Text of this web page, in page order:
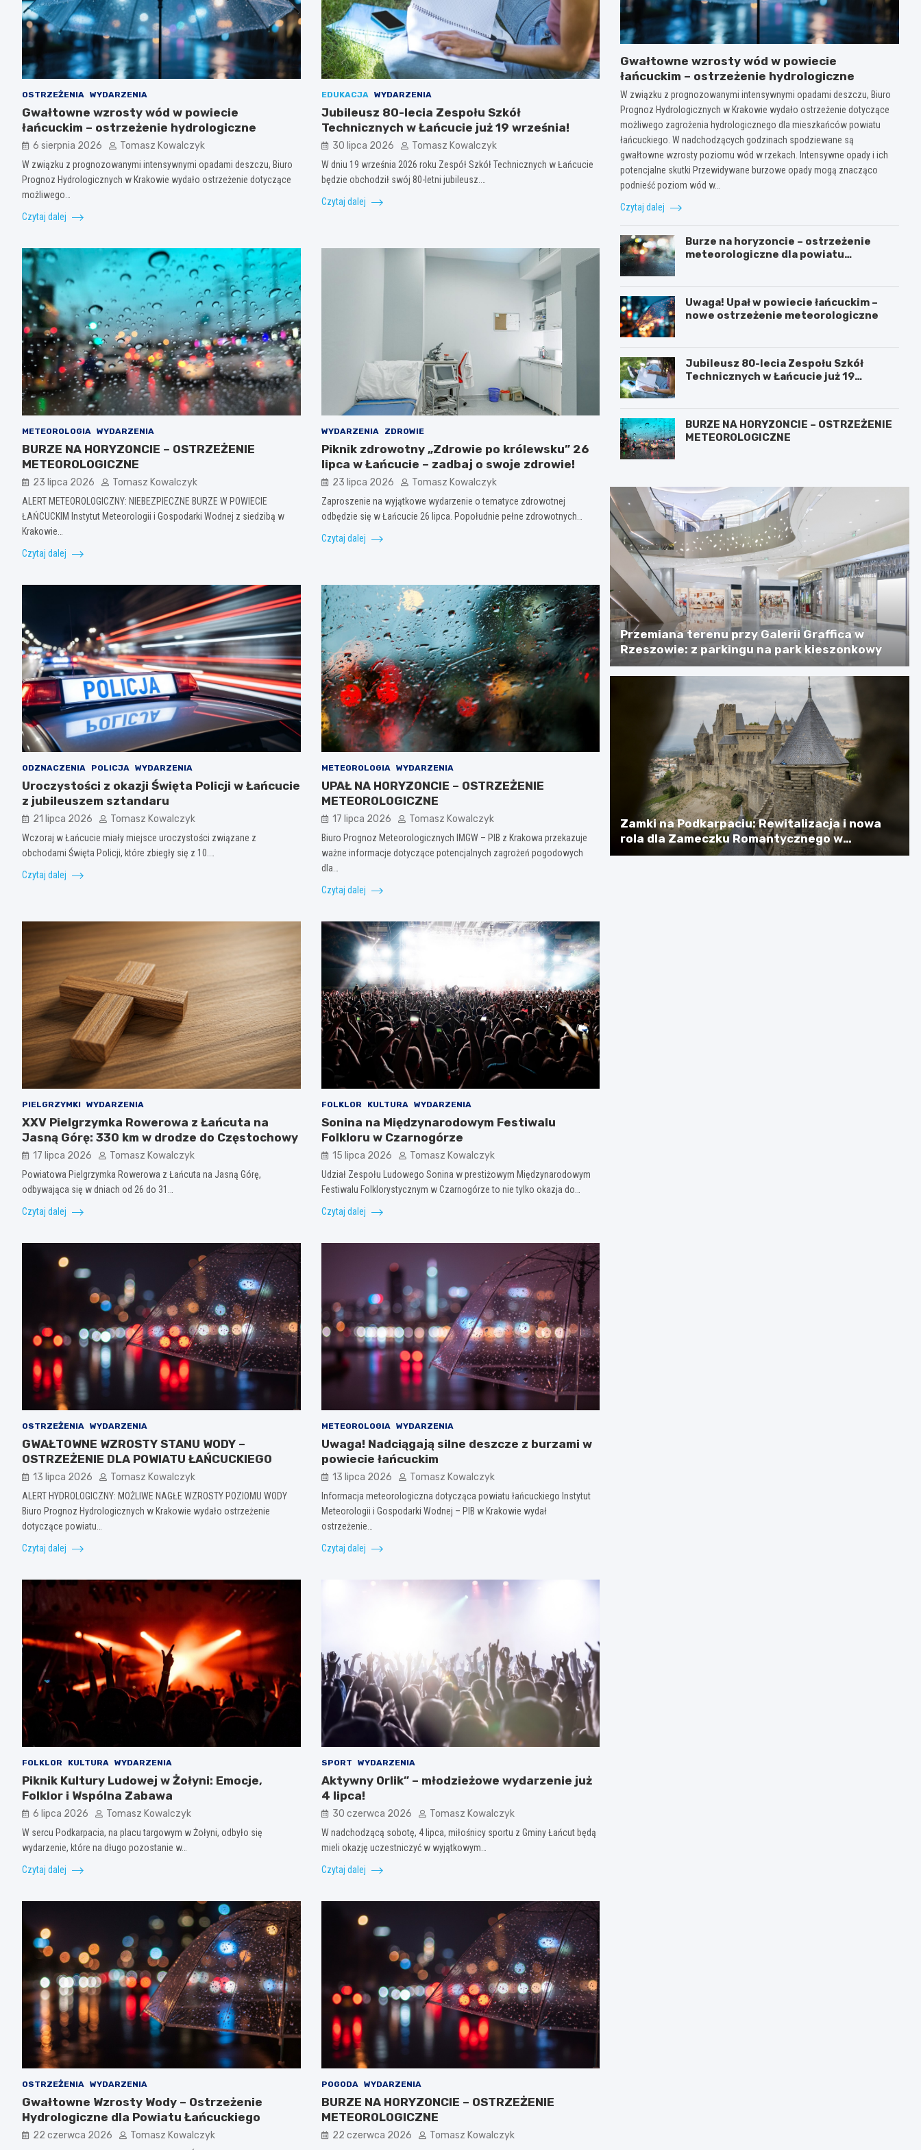
OSTRZEŻENIA WYDARZENIA
Gwałtowne wzrosty wód w powiecie
łańcuckim – ostrzeżenie hydrologiczne
6 sierpnia 2026 Tomasz Kowalczyk
W związku z prognozowanymi intensywnymi opadami deszczu, Biuro
Prognoz Hydrologicznych w Krakowie wydało ostrzeżenie dotyczące
możliwego…
Czytaj dalej
EDUKACJA WYDARZENIA
Jubileusz 80-lecia Zespołu Szkół
Technicznych w Łańcucie już 19 września!
30 lipca 2026 Tomasz Kowalczyk
W dniu 19 września 2026 roku Zespół Szkół Technicznych w Łańcucie
będzie obchodził swój 80-letni jubileusz.…
Czytaj dalej
METEOROLOGIA WYDARZENIA
BURZE NA HORYZONCIE – OSTRZEŻENIE
METEOROLOGICZNE
23 lipca 2026 Tomasz Kowalczyk
ALERT METEOROLOGICZNY: NIEBEZPIECZNE BURZE W POWIECIE
ŁAŃCUCKIM Instytut Meteorologii i Gospodarki Wodnej z siedzibą w
Krakowie…
Czytaj dalej
WYDARZENIA ZDROWIE
Piknik zdrowotny „Zdrowie po królewsku” 26
lipca w Łańcucie – zadbaj o swoje zdrowie!
23 lipca 2026 Tomasz Kowalczyk
Zaproszenie na wyjątkowe wydarzenie o tematyce zdrowotnej
odbędzie się w Łańcucie 26 lipca. Popołudnie pełne zdrowotnych…
Czytaj dalej
ODZNACZENIA POLICJA WYDARZENIA
Uroczystości z okazji Święta Policji w Łańcucie
z jubileuszem sztandaru
21 lipca 2026 Tomasz Kowalczyk
Wczoraj w Łańcucie miały miejsce uroczystości związane z
obchodami Święta Policji, które zbiegły się z 10.…
Czytaj dalej
METEOROLOGIA WYDARZENIA
UPAŁ NA HORYZONCIE – OSTRZEŻENIE
METEOROLOGICZNE
17 lipca 2026 Tomasz Kowalczyk
Biuro Prognoz Meteorologicznych IMGW – PIB z Krakowa przekazuje
ważne informacje dotyczące potencjalnych zagrożeń pogodowych
dla…
Czytaj dalej
PIELGRZYMKI WYDARZENIA
XXV Pielgrzymka Rowerowa z Łańcuta na
Jasną Górę: 330 km w drodze do Częstochowy
17 lipca 2026 Tomasz Kowalczyk
Powiatowa Pielgrzymka Rowerowa z Łańcuta na Jasną Górę,
odbywająca się w dniach od 26 do 31…
Czytaj dalej
FOLKLOR KULTURA WYDARZENIA
Sonina na Międzynarodowym Festiwalu
Folkloru w Czarnogórze
15 lipca 2026 Tomasz Kowalczyk
Udział Zespołu Ludowego Sonina w prestiżowym Międzynarodowym
Festiwalu Folklorystycznym w Czarnogórze to nie tylko okazja do…
Czytaj dalej
OSTRZEŻENIA WYDARZENIA
GWAŁTOWNE WZROSTY STANU WODY –
OSTRZEŻENIE DLA POWIATU ŁAŃCUCKIEGO
13 lipca 2026 Tomasz Kowalczyk
ALERT HYDROLOGICZNY: MOŻLIWE NAGŁE WZROSTY POZIOMU WODY
Biuro Prognoz Hydrologicznych w Krakowie wydało ostrzeżenie
dotyczące powiatu…
Czytaj dalej
METEOROLOGIA WYDARZENIA
Uwaga! Nadciągają silne deszcze z burzami w
powiecie łańcuckim
13 lipca 2026 Tomasz Kowalczyk
Informacja meteorologiczna dotycząca powiatu łańcuckiego Instytut
Meteorologii i Gospodarki Wodnej – PIB w Krakowie wydał
ostrzeżenie…
Czytaj dalej
FOLKLOR KULTURA WYDARZENIA
Piknik Kultury Ludowej w Żołyni: Emocje,
Folklor i Wspólna Zabawa
6 lipca 2026 Tomasz Kowalczyk
W sercu Podkarpacia, na placu targowym w Żołyni, odbyło się
wydarzenie, które na długo pozostanie w…
Czytaj dalej
SPORT WYDARZENIA
Aktywny Orlik” – młodzieżowe wydarzenie już
4 lipca!
30 czerwca 2026 Tomasz Kowalczyk
W nadchodzącą sobotę, 4 lipca, miłośnicy sportu z Gminy Łańcut będą
mieli okazję uczestniczyć w wyjątkowym…
Czytaj dalej
OSTRZEŻENIA WYDARZENIA
Gwałtowne Wzrosty Wody – Ostrzeżenie
Hydrologiczne dla Powiatu Łańcuckiego
22 czerwca 2026 Tomasz Kowalczyk
POGODA WYDARZENIA
BURZE NA HORYZONCIE – OSTRZEŻENIE
METEOROLOGICZNE
22 czerwca 2026 Tomasz Kowalczyk
Gwałtowne wzrosty wód w powiecie
łańcuckim – ostrzeżenie hydrologiczne
W związku z prognozowanymi intensywnymi opadami deszczu, Biuro
Prognoz Hydrologicznych w Krakowie wydało ostrzeżenie dotyczące
możliwego zagrożenia hydrologicznego dla mieszkańców powiatu
łańcuckiego. W nadchodzących godzinach spodziewane są
gwałtowne wzrosty poziomu wód w rzekach. Intensywne opady i ich
potencjalne skutki Przewidywane burzowe opady mogą znacząco
podnieść poziom wód w…
Czytaj dalej
Burze na horyzoncie – ostrzeżenie
meteorologiczne dla powiatu
Uwaga! Upał w powiecie łańcuckim –
nowe ostrzeżenie meteorologiczne
Jubileusz 80-lecia Zespołu Szkół
Technicznych w Łańcucie już 19
BURZE NA HORYZONCIE – OSTRZEŻENIE
METEOROLOGICZNE
Przemiana terenu przy Galerii Graffica w
Rzeszowie: z parkingu na park kieszonkowy
Zamki na Podkarpaciu: Rewitalizacja i nowa
rola dla Zameczku Romantycznego w
Łańcucie